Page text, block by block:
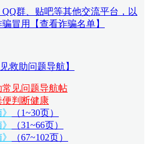
群、贴吧等其他交流平台，以
冒用【查看诈骗名单】
救助问题导航】
常见问题导航帖
便判断健康
（1~30页）
（31~66页）
（67~102页）